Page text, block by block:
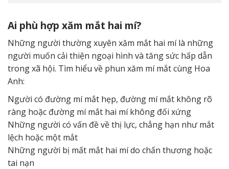
Ai phù hợp xăm mắt hai mí?
Những người thường xuyên xăm mắt hai mí là những
người muốn cải thiện ngoại hình và tăng sức hấp dẫn
trong xã hội. Tìm hiểu về phun xăm mí mắt cùng Hoa
Anh:
Người có đường mí mắt hẹp, đường mí mắt không rõ
ràng hoặc đường mí mắt hai mí không đối xứng
Những người có vấn đề về thị lực, chẳng hạn như mắt
lệch hoặc một mắt
Những người bị mất mắt hai mí do chấn thương hoặc
tai nạn